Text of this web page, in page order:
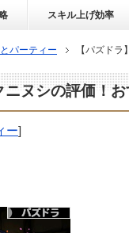
スキル上げ効率
パーティー 【パズド
ヌシの評価！
ー]